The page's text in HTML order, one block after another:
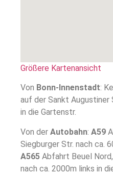
Größere Kartenansicht
Von Bonn-Innenstadt:
auf der Sankt Augustiner
in die Gartenstr.
Von der Autobahn: A59
Siegburger Str. nach ca.
A565 Abfahrt Beuel
nach ca. 2000m links in